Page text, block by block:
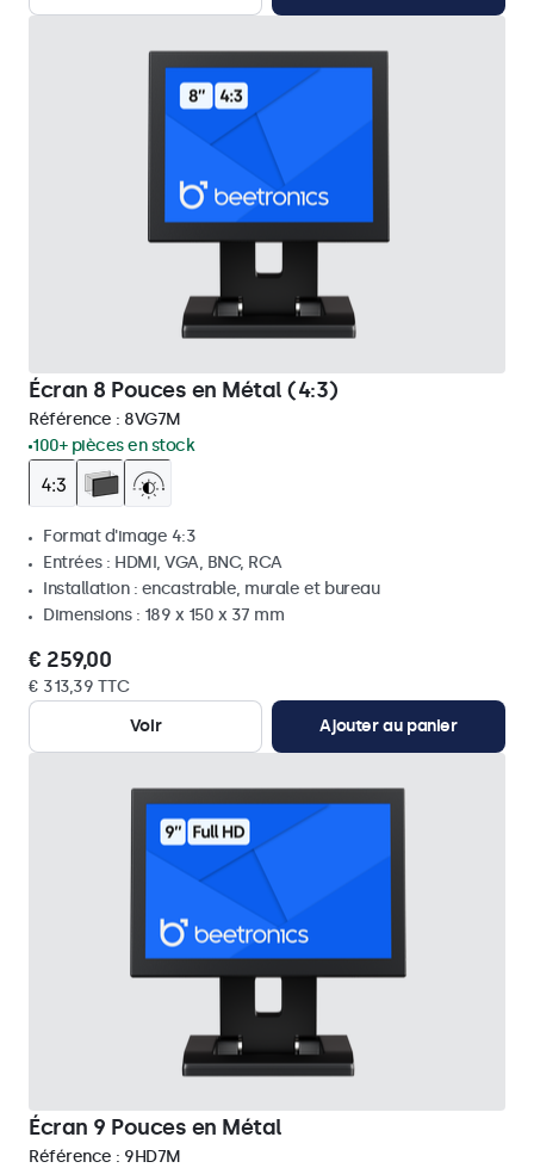
Écran 8 Pouces en Métal (4:3)
Référence : 8VG7M
100+ pièces en stock
Format d'image 4:3
Entrées : HDMI, VGA, BNC, RCA
Installation : encastrable, murale et bureau
Dimensions : 189 x 150 x 37 mm
€ 259,00
€ 313,39 TTC
Voir
Ajouter au panier
Écran 9 Pouces en Métal
Référence : 9HD7M